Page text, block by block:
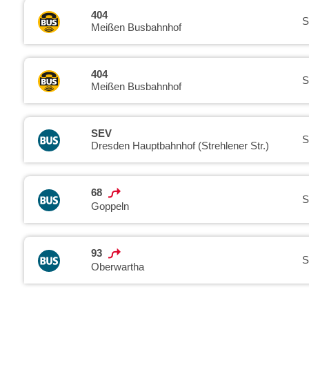
404
Meißen Busbahnhof
404
Meißen Busbahnhof
SEV
Dresden Hauptbahnhof (Strehlener Str.)
68
Goppeln
93
Oberwartha